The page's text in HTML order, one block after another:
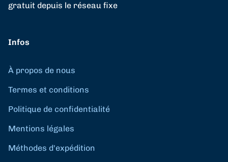
gratuit depuis le réseau fixe
Infos
À propos de nous
Termes et conditions
Politique de confidentialité
Mentions légales
Méthodes d'expédition